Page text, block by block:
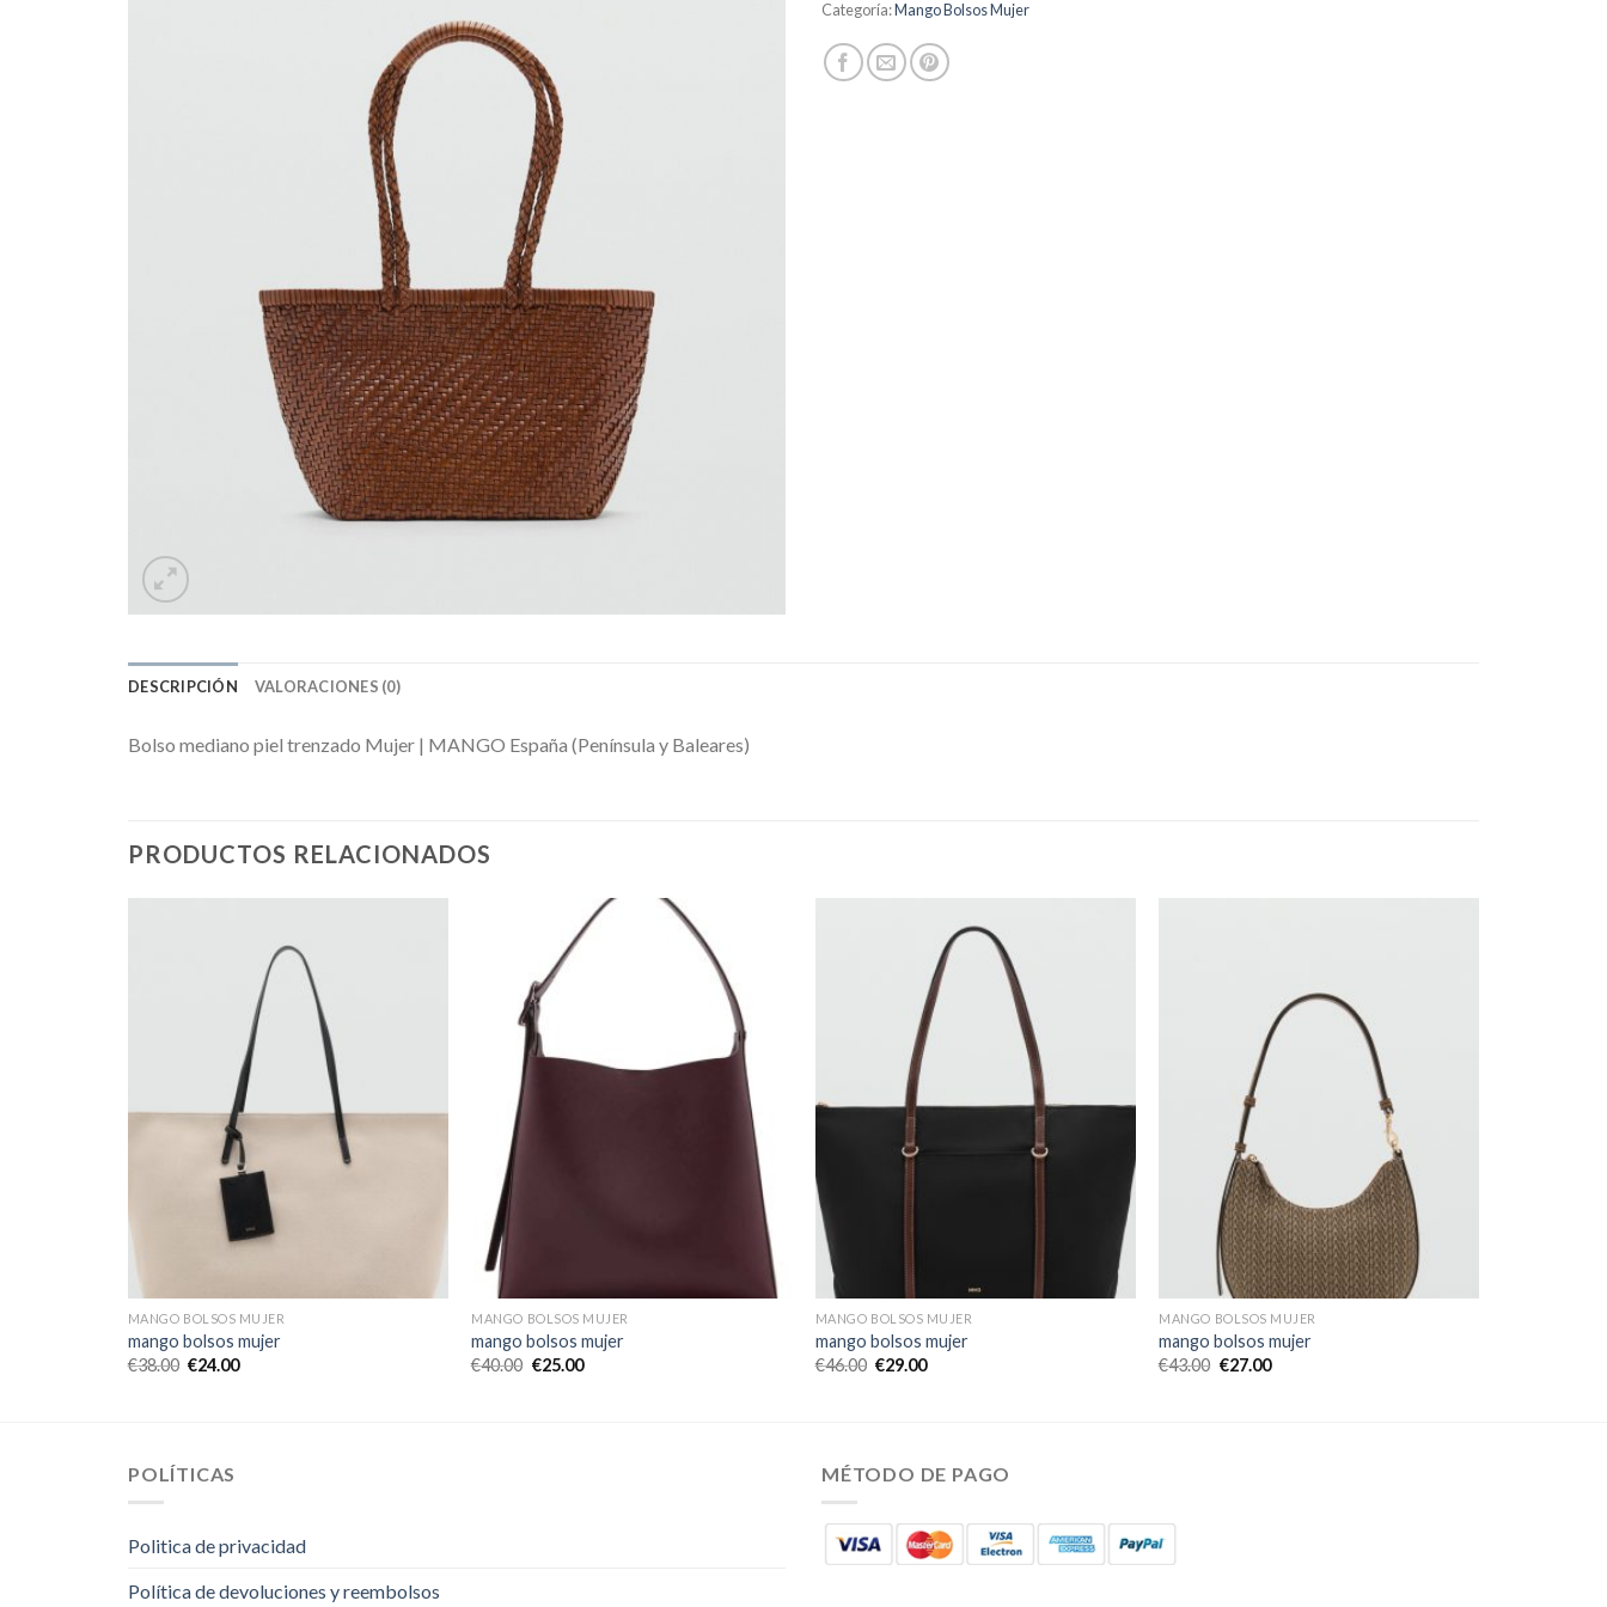
Categoría:Mango Bolsos Mujer
DESCRIPCIÓN VALORACIONES (0)
Bolso mediano piel trenzado Mujer | MANGO España (Península y Baleares)
PRODUCTOS RELACIONADOS
MANGO BOLSOS MUJER
mango bolsos mujer
€38.00 €24.00
MANGO BOLSOS MUJER
mango bolsos mujer
€40.00 €25.00
MANGO BOLSOS MUJER
mango bolsos mujer
€46.00 €29.00
MANGO BOLSOS MUJER
mango bolsos mujer
€43.00 €27.00
POLÍTICAS
Politica de privacidad
Política de devoluciones y reembolsos
MÉTODO DE PAGO